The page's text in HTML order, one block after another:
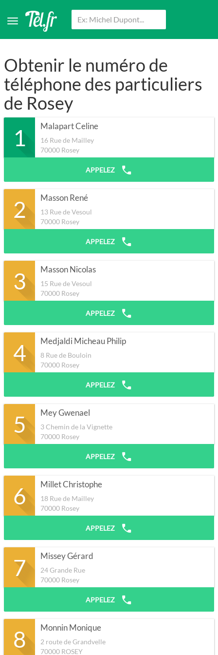
Obtenir le numéro de
téléphone des particuliers
de Rosey
1 Malapart Celine
16 Rue de Mailley
70000 Rosey
APPELEZ
2 Masson René
13 Rue de Vesoul
70000 Rosey
APPELEZ
3 Masson Nicolas
15 Rue de Vesoul
70000 Rosey
APPELEZ
4 Medjaldi Micheau Philip
8 Rue de Bouloin
70000 Rosey
APPELEZ
5 Mey Gwenael
3 Chemin de la Vignette
70000 Rosey
APPELEZ
6 Millet Christophe
18 Rue de Mailley
70000 Rosey
APPELEZ
7 Missey Gérard
24 Grande Rue
70000 Rosey
APPELEZ
8 Monnin Monique
2 route de Grandvelle
70000 ROSEY